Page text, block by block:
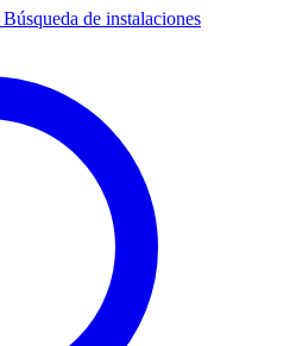
Búsqueda de instalaciones